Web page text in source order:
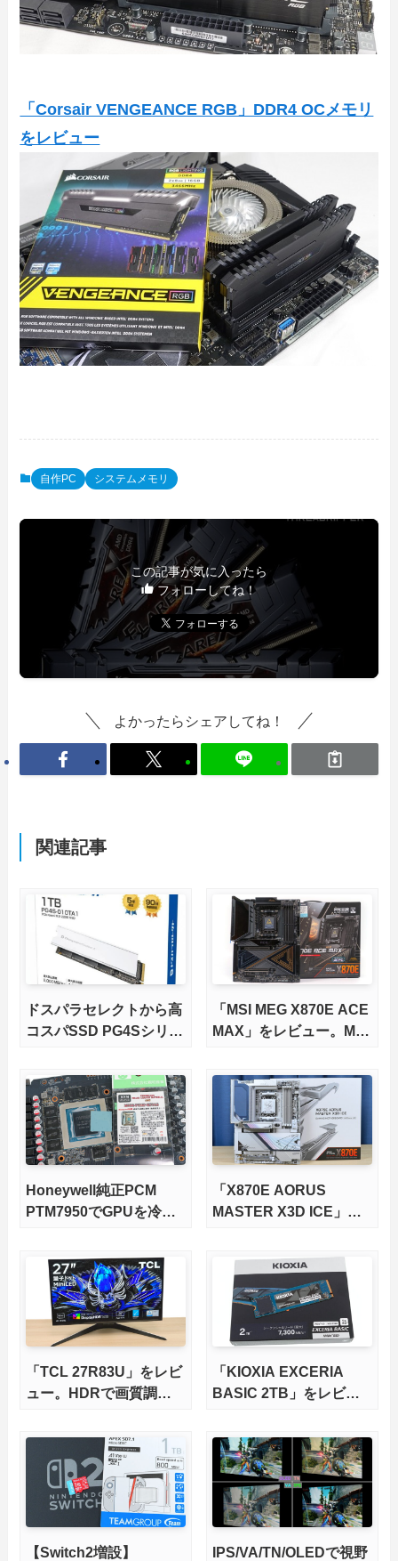
「Corsair VENGEANCE RGB」DDR4 OCメモリ
をレビュー
自作PC システムメモリ
この記事が気に入ったら
フォローしてね！
よかったらシェアしてね！
関連記事
ドスパラセレクトから高
コスパSSD PG4Sシリー
「MSI MEG X870E ACE
MAX」をレビュー。M.2
版X870Eマザーボードを
徹底検証
Honeywell純正PCM
PTM7950でGPUを冷や
「X870E AORUS
MASTER X3D ICE」を
さらに高速にする完全版
X870Eマザーボードを徹
底検証
「TCL 27R83U」をレビ
ュー。HDRで画質調整
輝度も発揮！
「KIOXIA EXCERIA
BASIC 2TB」をレビュ
力、高性能、高コスパを
実現！
【Switch2増設】
IPS/VA/TN/OLEDで視野